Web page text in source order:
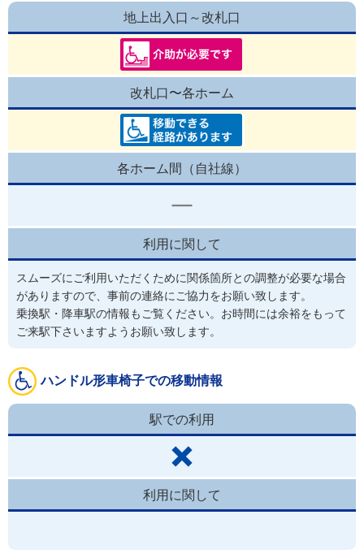
地上出入口～改札口
改札口〜各ホーム
各ホーム間（自社線）
利用に関して
スムーズにご利用いただくために関係箇所との調整が必要な場合
がありますので、事前の連絡にご協力をお願い致します。
乗換駅・降車駅の情報もご覧ください。お時間には余裕をもって
ご来駅下さいますようお願い致します。
ハンドル形車椅子での移動情報
駅での利用
利用に関して